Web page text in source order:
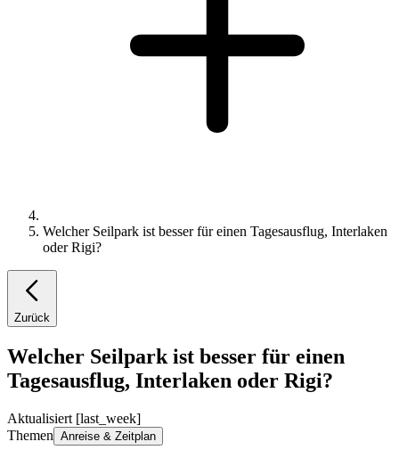
Welcher Seilpark ist besser für einen Tagesausflug, Interlaken
oder Rigi?
Zurück
Welcher Seilpark ist besser für einen
Tagesausflug, Interlaken oder Rigi?
Aktualisiert [last_week]
Themen Anreise & Zeitplan